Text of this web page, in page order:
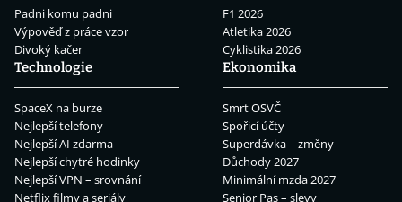
Padni komu padni
Výpověď z práce vzor
Divoký kačer
F1 2026
Atletika 2026
Cyklistika 2026
Technologie
SpaceX na burze
Nejlepší telefony
Nejlepší AI zdarma
Nejlepší chytré hodinky
Nejlepší VPN – srovnání
Netflix filmy a seriály
Ekonomika
Smrt OSVČ
Spořicí účty
Superdávka – změny
Důchody 2027
Minimální mzda 2027
Senior Pas – slevy